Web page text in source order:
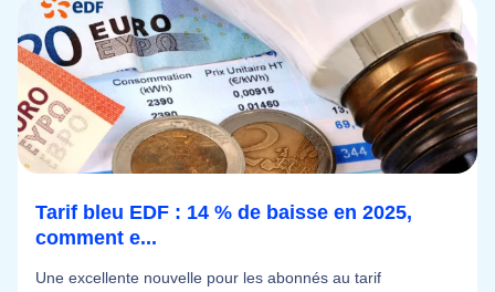
Tarif bleu EDF : 14 % de baisse en 2025,
comment e...
Une excellente nouvelle pour les abonnés au tarif